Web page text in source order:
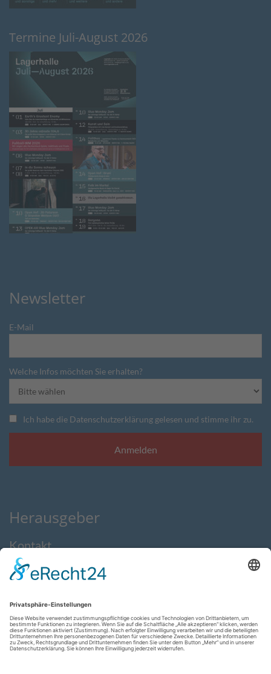
Termine Juli-August 2026
Newsletter
E-Mail
Welche Infos möchten Sie erhalten?
Ich habe die Datenschutzerklärung gelesen und stimme ihr zu.
Herausgeber
Kontakt
Impressum
AGB
Feedback